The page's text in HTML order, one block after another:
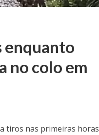
enquanto
no colo em
tiros nas primeiras